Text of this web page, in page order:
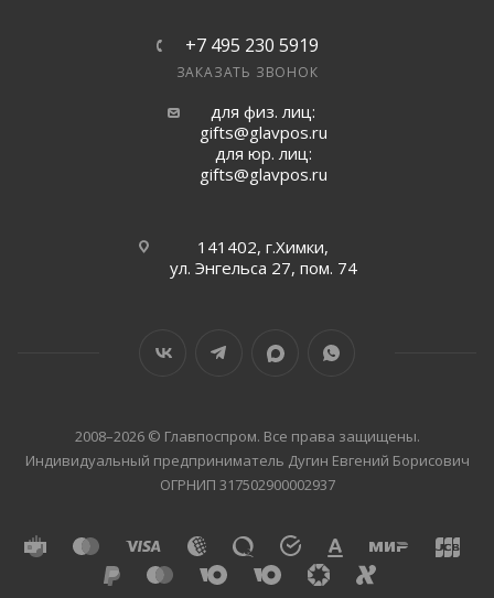
+7 495 230 5919
ЗАКАЗАТЬ ЗВОНОК
для физ. лиц:
gifts@glavpos.ru
для юр. лиц:
gifts@glavpos.ru
141402, г.Химки,
ул. Энгельса 27, пом. 74
2008–2026 © Главпоспром. Все права защищены.
Индивидуальный предприниматель Дугин Евгений Борисович
ОГРНИП 317502900002937